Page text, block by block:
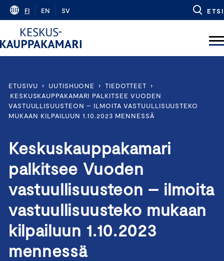
Skip
content
FI EN SV ETSI
ETUSIVU › UUTISHUONE › TIEDOTTEET
›
KESKUSKAUPPAKAMARI PALKITSEE VUODEN
VASTUULLISUUSTEON – ILMOITA VASTUULLISUUSTEKO
MUKAAN KILPAILUUN 1.10.2023 MENNESSÄ
Keskuskauppakamari
palkitsee Vuoden
vastuullisuusteon – ilmoita
vastuullisuusteko mukaan
kilpailuun 1.10.2023
mennessä